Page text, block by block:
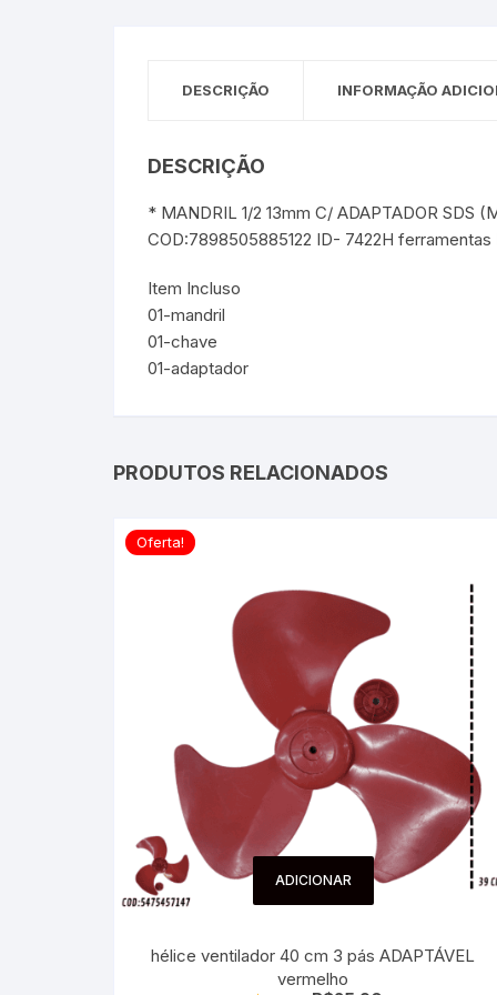
Segurança
Presentes
RemédioDESCRIÇÃO INFORMAÇÃO
DESCRIÇÃO
* MANDRIL 1/2 13mm C/ ADAPTADOR SDS
COD:7898505885122 ID- 7422H ferramentas
Item Incluso
01-mandril
01-chave
01-adaptador
PRODUTOS RELACIONADOS
ADICIONAR
Oferta!
hélice ventilador 40 cm 3 pás ADAPTÁVEL
vermelho